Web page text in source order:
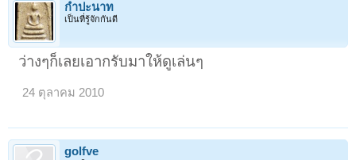
กำปะนาท
เป็นที่รู้จักกันดี
ว่างๆก็เลยเอากรับมาให้ดูเล่นๆ
24 ตุลาคม 2010
golfve